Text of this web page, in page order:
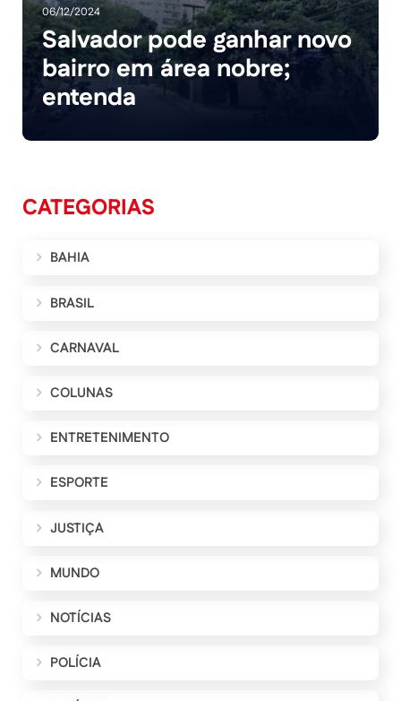
06/12/2024
Salvador pode ganhar novo
bairro em área nobre;
entenda
CATEGORIAS
BAHIA
BRASIL
CARNAVAL
COLUNAS
ENTRETENIMENTO
ESPORTE
JUSTIÇA
MUNDO
NOTÍCIAS
POLÍCIA